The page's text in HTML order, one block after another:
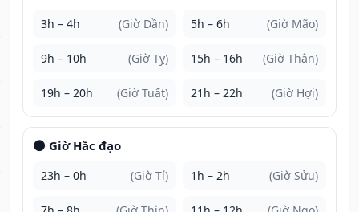
3h – 4h (Giờ Dần) 5h – 6h (Giờ Mão)
9h – 10h (Giờ Tỵ) 15h – 16h (Giờ Thân)
19h – 20h (Giờ Tuất) 21h – 22h (Giờ Hợi)
🌑 Giờ Hắc đạo
23h – 0h (Giờ Tí) 1h – 2h (Giờ Sửu)